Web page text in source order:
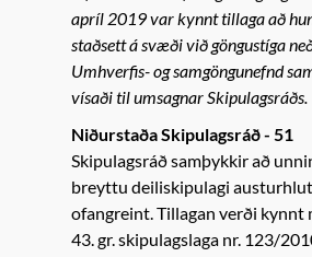
apríl 2019 var kynnt tillaga að
staðsett á svæði við göngustíga
Umhverfis- og samgöngunefnd
vísaði til umsagnar Skipulagsráðs.
Niðurstaða Skipulagsráð - 51
Skipulagsráð samþykkir að
breyttu deiliskipulagi
ofangreint. Tillagan verði kynnt
43. gr. skipulagslaga nr. 123/